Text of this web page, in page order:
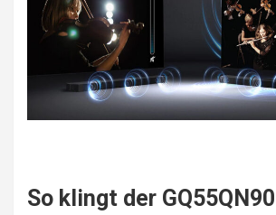
So klingt der